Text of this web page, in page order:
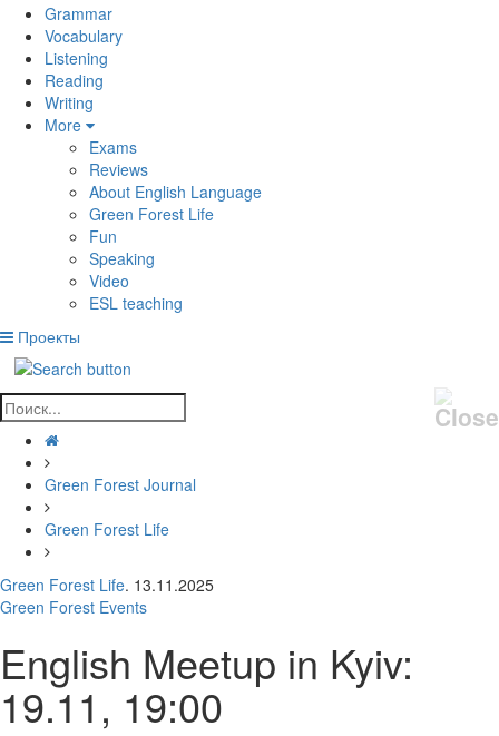
Grammar
Vocabulary
Listening
Reading
Writing
More
Exams
Reviews
About English Language
Green Forest Life
Fun
Speaking
Video
ESL teaching
Проекты
Green Forest Journal
Green Forest Life
Green Forest Life. 13.11.2025
Green Forest Events
English Meetup in Kyiv:
19.11, 19:00